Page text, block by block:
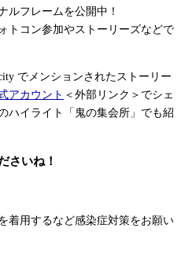
ルフレームを公開中！
トコン参加やストーリーズなどで
でメンションされたストーリー
アカウント ＜外部リンク＞ でシェ
ハイライト「鬼の集会所」でも紹
さいね！
着用するなど感染症対策をお願い